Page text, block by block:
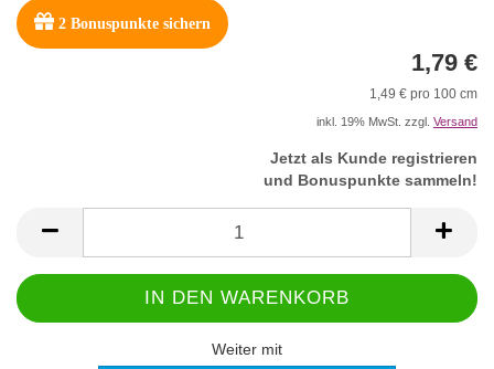
2 Bonuspunkte sichern
1,79 €
1,49 € pro 100 cm
inkl. 19% MwSt. zzgl. Versand
Jetzt als Kunde registrieren
und Bonuspunkte sammeln!
Weiter mit